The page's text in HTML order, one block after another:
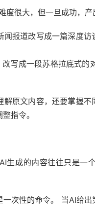
度很大，但一旦成功，产
报道改写成一篇深度
改写成一段苏格拉底式
原文内容，还要掌握
指令。
生成的内容往往只是一
次性的命令。 当AI给